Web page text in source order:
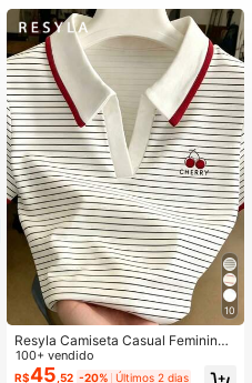
10
Resyla Camiseta Casual Feminina
de Manga Curta com Listras, Verão
100+ vendido
R$45,52 -20% Últimos 2 dias